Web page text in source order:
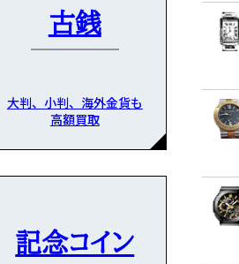
古銭
大判、小判、海外金貨も
高額買取
記念コイン